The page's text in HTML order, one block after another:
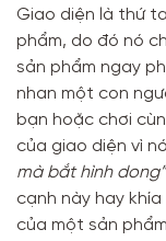
Giao diện là thứ
phẩm, do đó nó
sản phẩm ngay
nhan một con
bạn hoặc chơi
của giao diện vì
mà bắt hình dong”
cạnh này hay
của một sản